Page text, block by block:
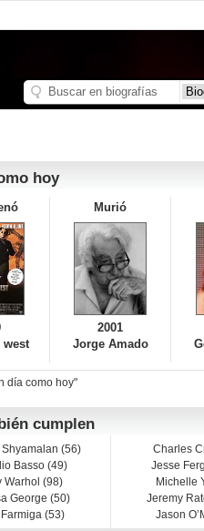
hoy
west
Murió
2001
Jorge Amado
día como hoy"
cumplen
Shyamalan (56)
Basso (49)
Warhol (98)
George (50)
(53)
Charles
Jesse
Michelle
Jeremy
Jason